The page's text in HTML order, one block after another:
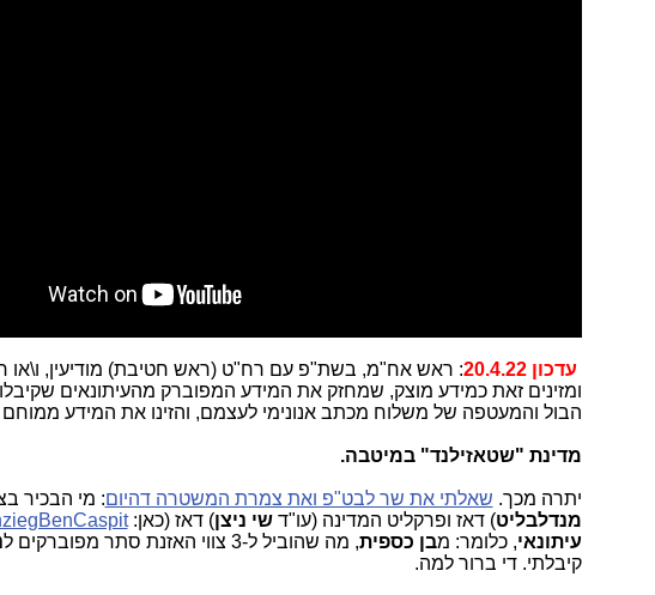
עדכון 20.4.22 :
ומזינים זאת כמידע מוצק, שמחזק את המידע המפוברק מהעיתונאים
הבול והמעטפה של משלוח מכתב אנונימי לעצמם, והזינו את המידע
מדינת "שטאזילנד" במיטבה.
יתרה מכך. שאלתי את שר לבט"פ ואת צמרת המשטרה דהיום: מי הבכיר
מנדלבליט) דאז ופרקליט המדינה (עו"דשי ניצן) דאז (כאן:
עיתונאי, כלומר: מבן כספית, מה שהוביל ל-3 צווי האזנת סתר מפוברקים ל
קיבלתי. די ברור למה.